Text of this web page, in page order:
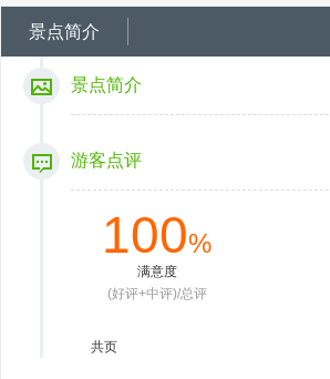
景点简介
景点简介
游客点评
100%
满意度
(好评+中评)/总评
共页